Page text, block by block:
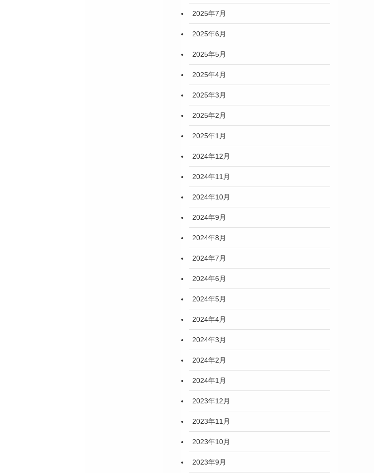
2025年7月
2025年6月
2025年5月
2025年4月
2025年3月
2025年2月
2025年1月
2024年12月
2024年11月
2024年10月
2024年9月
2024年8月
2024年7月
2024年6月
2024年5月
2024年4月
2024年3月
2024年2月
2024年1月
2023年12月
2023年11月
2023年10月
2023年9月